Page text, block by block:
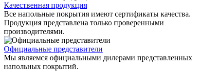
Качественная продукция
Все напольные покрытия имеют сертификаты качества.
Продукция представлена только проверенными
производителями.
Официальные представители
Мы являемся официальными дилерами представленных
напольных покрытий.